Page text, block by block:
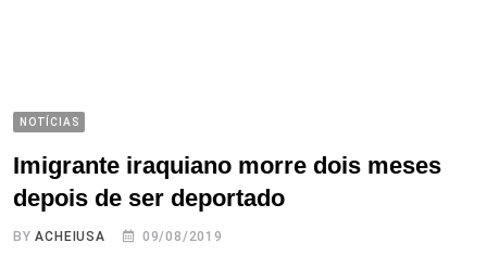
NOTÍCIAS
Imigrante iraquiano morre dois meses
depois de ser deportado
BYACHEIUSA 09/08/2019